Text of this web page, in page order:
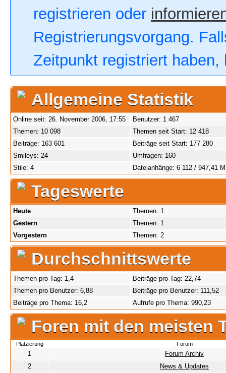
registrieren oder
Registrierungsvorgang.
Zeitpunkt registriert
Allgemeine Statistik
Online seit: 26. November 2006, 17:55
Benutzer: 1 467
Themen: 10 098
Themen seit Start: 12 418
Beiträge: 163 601
Beiträge seit Start: 177 280
Smileys: 24
Umfragen: 160
Stile: 4
Dateianhänge: 6 112 / 947,41
Tageswerte
Heute
Themen: 1
Gestern
Themen: 1
Vorgestern
Themen: 2
Durchschnittswerte
Themen pro Tag: 1,4
Beiträge pro Tag: 22,74
Themen pro Benutzer: 6,88
Beiträge pro Benutzer: 111,52
Beiträge pro Thema: 16,2
Aufrufe pro Thema: 990,23
Foren mit den meisten
Platzierung Forum
1
Forum Archiv
2
News & Updates